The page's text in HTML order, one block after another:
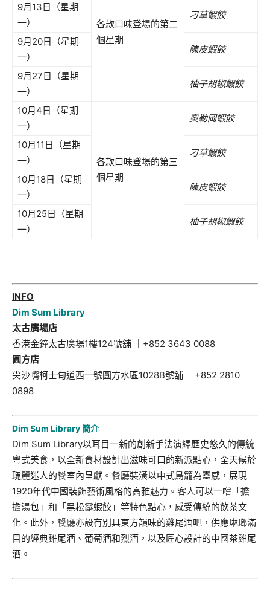
各款口味登場的第二
個星期
9月13日（星期
一）
刁草蝦餃
9月20日（星期
一）
陳皮蝦餃
9月27日（星期
一）
柚子胡椒蝦餃
10月4日（星期
一）
各款口味登場的第三
個星期
奧勒岡蝦餃
10月11日（星期
一）
刁草蝦餃
10月18日（星期
一）
陳皮蝦餃
10月25日（星期
一）
柚子胡椒蝦餃
INFO
Dim Sum Library
太古廣場店
香港金鐘太古廣場1樓124號舖 ｜+852 3643 0088
圓方店
尖沙嘴柯士甸道西一號圓方水區1028B號舖 ｜+852 2810
0898
Dim Sum Library簡介
Dim Sum Library以耳目一新的創新手法演繹歷史悠久的傳統
粵式美食，以全新食材設計出滋味可口的新派點心，全天候於
瑰麗迷人的餐室內呈獻。餐廳裝潢以中式鳥籠為靈感，展現
1920年代中國裝飾藝術風格的高雅魅力。客人可以一嚐「擔
擔湯包」和「黑松露蝦餃」等特色點心，感受傳統的飲茶文
化。此外，餐廳亦設有別具東方韻味的雞尾酒吧，供應琳瑯滿
目的經典雞尾酒、葡萄酒和烈酒，以及匠心設計的中國茶雞尾
酒。